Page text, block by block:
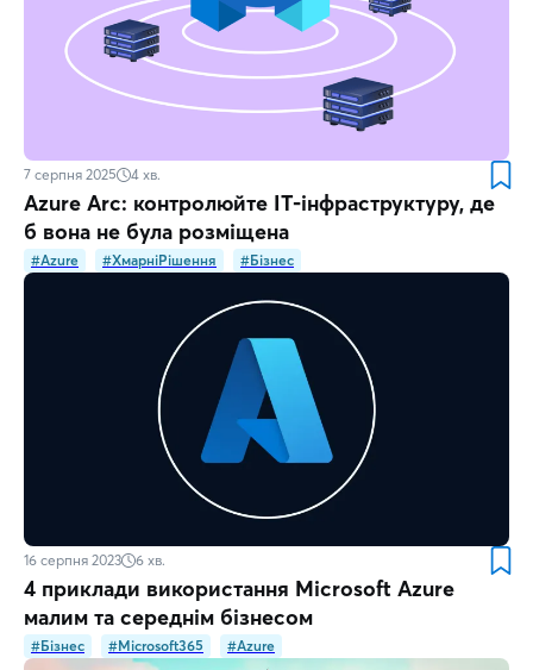
7 серпня 2025 4 хв.
Azure Arc: контролюйте ІТ-інфраструктуру, де
б вона не була розміщена
#Azure #ХмарніРішення #Бізнес
16 серпня 2023 6 хв.
4 приклади використання Microsoft Azure
малим та середнім бізнесом
#Бізнес #Microsoft365 #Azure